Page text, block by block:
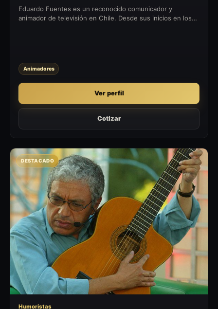
Eduardo Fuentes es un reconocido comunicador y
animador de televisión en Chile. Desde sus inicios en los
Animadores
Ver perfil
Cotizar
DESTACADO
Humoristas